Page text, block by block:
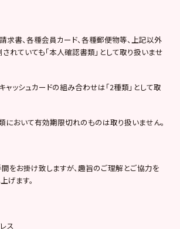
求書、各種会員カード、各種郵便物等、上記以外
れていても「本人確認書類」として取り扱いませ
ャッシュカードの組み合わせは「2種類」として取
において有効期限切れのものは取り扱いません。
をお掛け致しますが、趣旨のご理解とご協力を
げます。
ス